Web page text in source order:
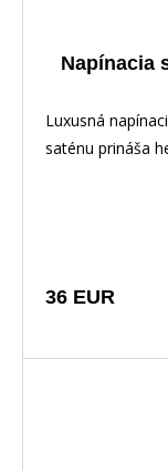
Napínacia
Luxusná
saténu prináša
36 EUR